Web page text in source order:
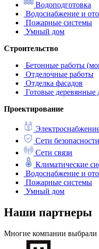
Водоподготовка
Водоснабжение и
Пожарные системы
Умный дом
Строительство
Бетонные работы
Отделочные работы
Отделка фасадов
Готовые деревянные
Проектирование
Сети безопасности
Сети связи
Климатические
Водоснабжение и
Пожарные системы
Умный дом
Наши партнеры
Многие компании выбрали